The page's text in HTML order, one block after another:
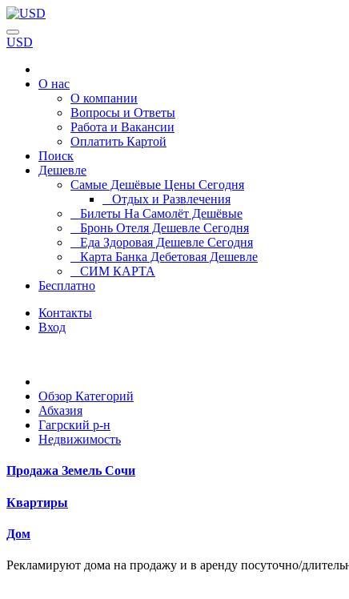
USD
О нас
О компании
Вопросы и Ответы
Работа и Вакансии
Оплатить Картой
Поиск
Дешевле
Самые Дешёвые Цены Сегодня
Отдых и Развлечения
Билеты На Самолёт Дешёвые
Бронь Отеля Дешевле Сегодня
Еда Здоровая Дешевле Сегодня
Карта Банка Дебетовая Дешевле
СИМ КАРТА
Бесплатно
Контакты
Вход
Обзор Категорий
Абхазия
Гагрский р-н
Недвижимость
Продажа Земель Сочи
Квартиры
Дом
Рекламируют дома на продажу и в аренду посуточно/